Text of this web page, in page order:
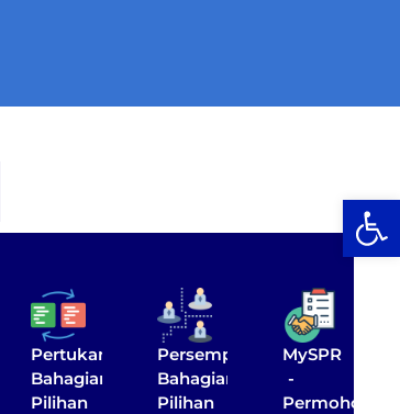
Pertukaran
Bahagian
Pilihan
Persempadanan
Bahagian
Pilihan
MySPR
-
Permohonan